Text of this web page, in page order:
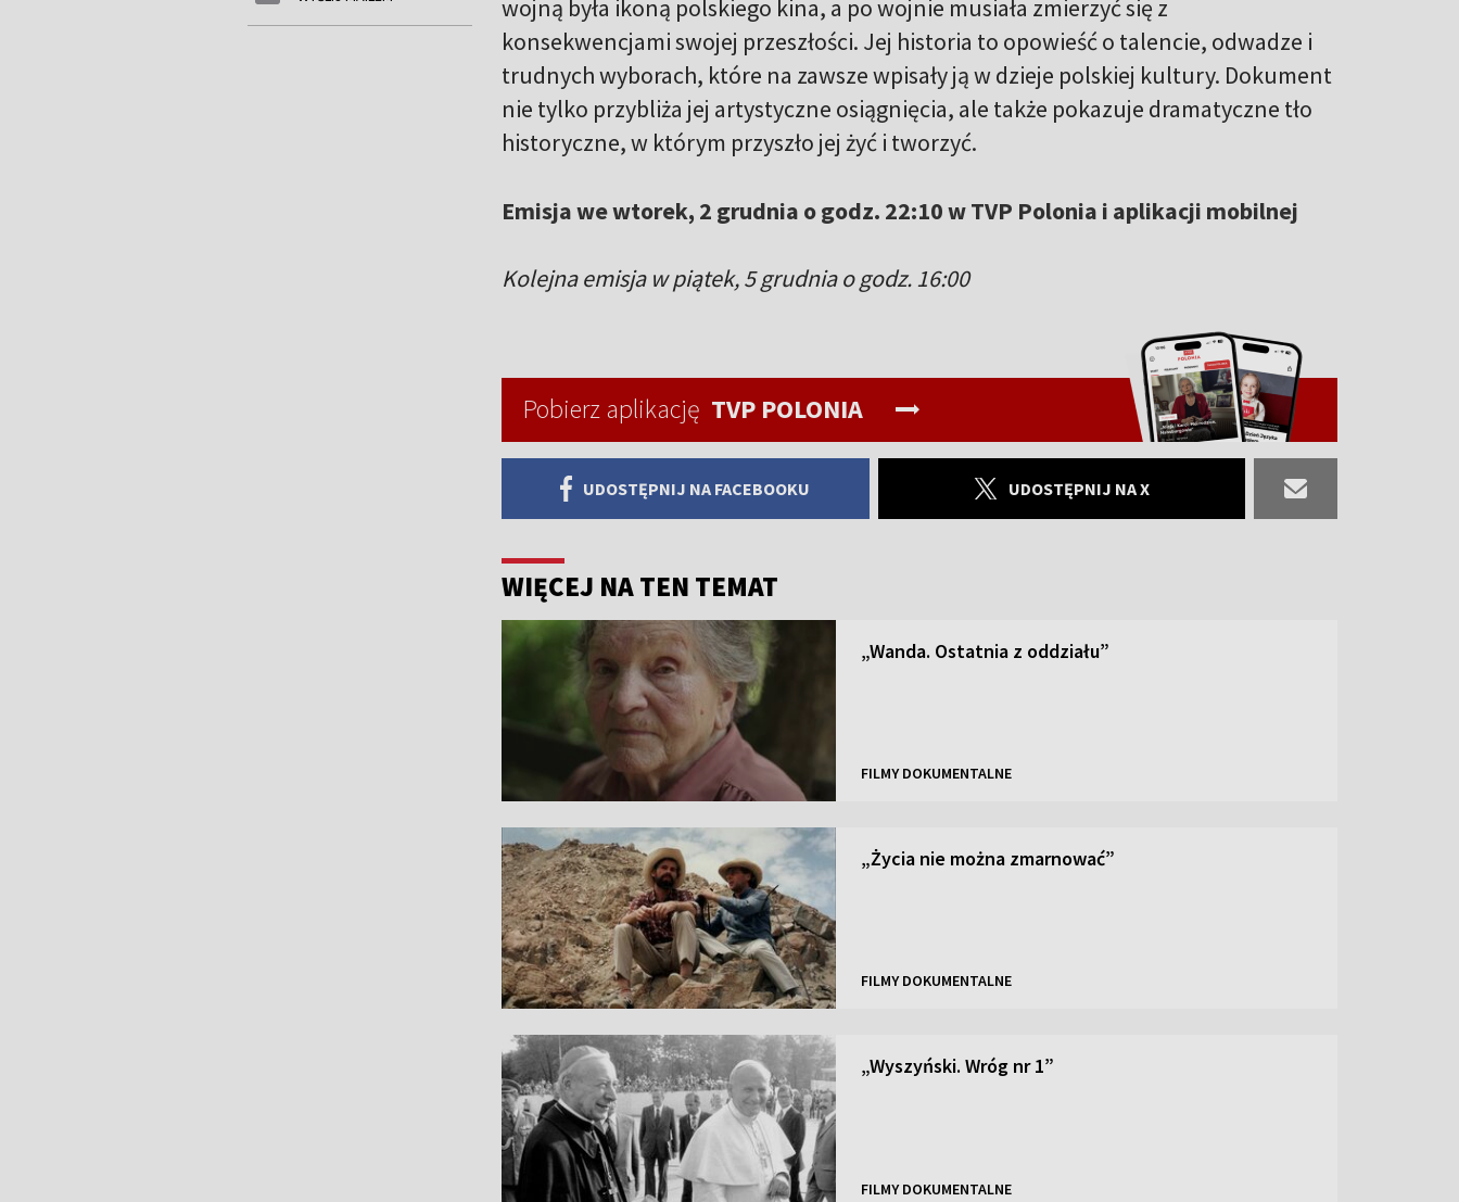
wojną była ikoną polskiego kina, a po wojnie musiała zmierzyć się z
konsekwencjami swojej przeszłości. Jej historia to opowieść o talencie, odwadze i
trudnych wyborach, które na zawsze wpisały ją w dzieje polskiej kultury. Dokument
nie tylko przybliża jej artystyczne osiągnięcia, ale także pokazuje dramatyczne tło
historyczne, w którym przyszło jej żyć i tworzyć.
Emisja we wtorek, 2 grudnia o godz. 22:10 w TVP Polonia i aplikacji mobilnej
Kolejna emisja w piątek, 5 grudnia o godz. 16:00
Pobierz aplikację TVP POLONIA
UDOSTĘPNIJ NA FACEBOOKU UDOSTĘPNIJ NA X
WIĘCEJ NA TEN TEMAT
„Wanda. Ostatnia z oddziału”
FILMY DOKUMENTALNE
„Życia nie można zmarnować”
FILMY DOKUMENTALNE
„Wyszyński. Wróg nr 1”
FILMY DOKUMENTALNE